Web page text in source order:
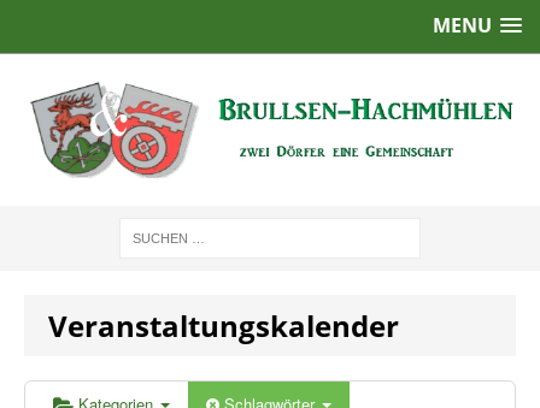
MENU
Veranstaltungskalender
Kategorien Schlagwörter
2:00
5:00
6:00